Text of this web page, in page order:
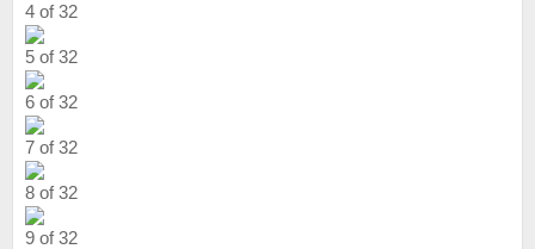
4 of 32
5 of 32
6 of 32
7 of 32
8 of 32
9 of 32